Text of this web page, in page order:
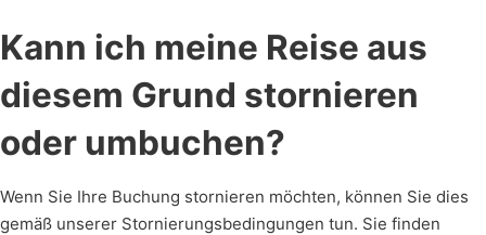
Kann ich meine Reise aus
diesem Grund stornieren
oder umbuchen?
Wenn Sie Ihre Buchung stornieren möchten, können Sie dies
gemäß unserer Stornierungsbedingungen tun. Sie finden